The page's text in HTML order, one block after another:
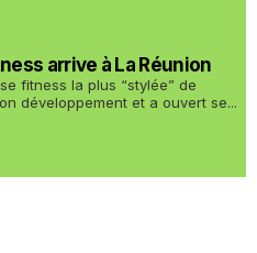
arrive à La Réunion
fitness la plus “stylée” de
développement et a ouvert se...